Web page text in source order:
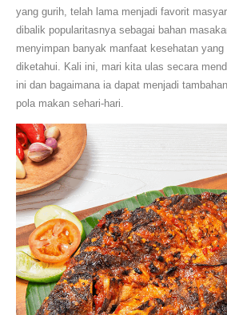
yang gurih, telah lama menjadi favorit
dibalik popularitasnya sebagai bahan
menyimpan banyak manfaat kesehatan
diketahui. Kali ini, mari kita ulas secara
ini dan bagaimana ia dapat menjadi
pola makan sehari-hari.